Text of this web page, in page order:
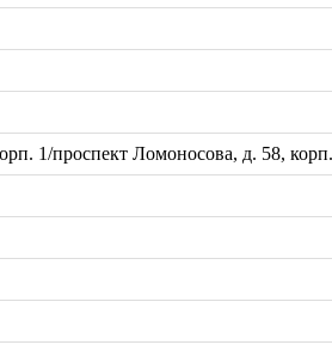
1/проспект Ломоносова, д. 58, корп.